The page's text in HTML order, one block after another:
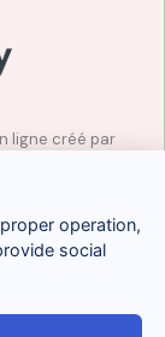
ligne créé par
operation,
social